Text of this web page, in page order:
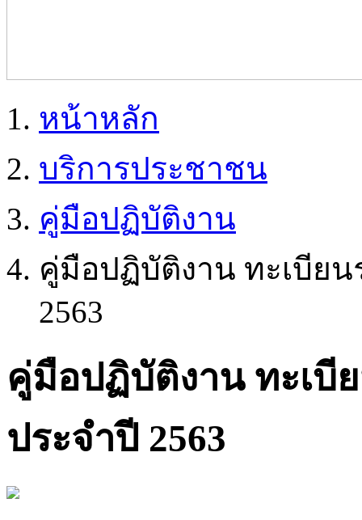
หน้าหลัก
บริการประชาชน
คู่มือปฏิบัติงาน
คู่มือปฏิบัติงาน ทะเบีย
2563
คู่มือปฏิบัติงาน ทะเบี
ประจำปี 2563